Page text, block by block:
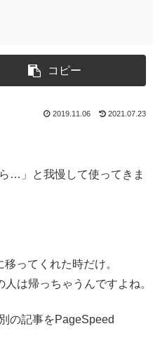
コピー
2019.11.06 2021.07.23
…」と我慢して使ってきま
ってくれた時だけ。
人は帰っちゃうんですよね。
の記事をPageSpeed